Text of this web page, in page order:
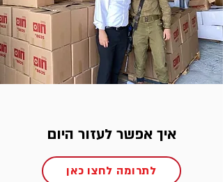
איך אפשר לעזור היום
לתרומה לחצו כאן